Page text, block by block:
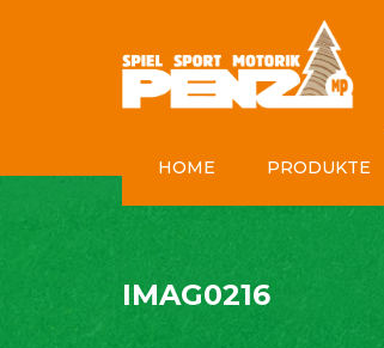
HOME PRODUKTE
GARTEN & PARK
IMAG0216